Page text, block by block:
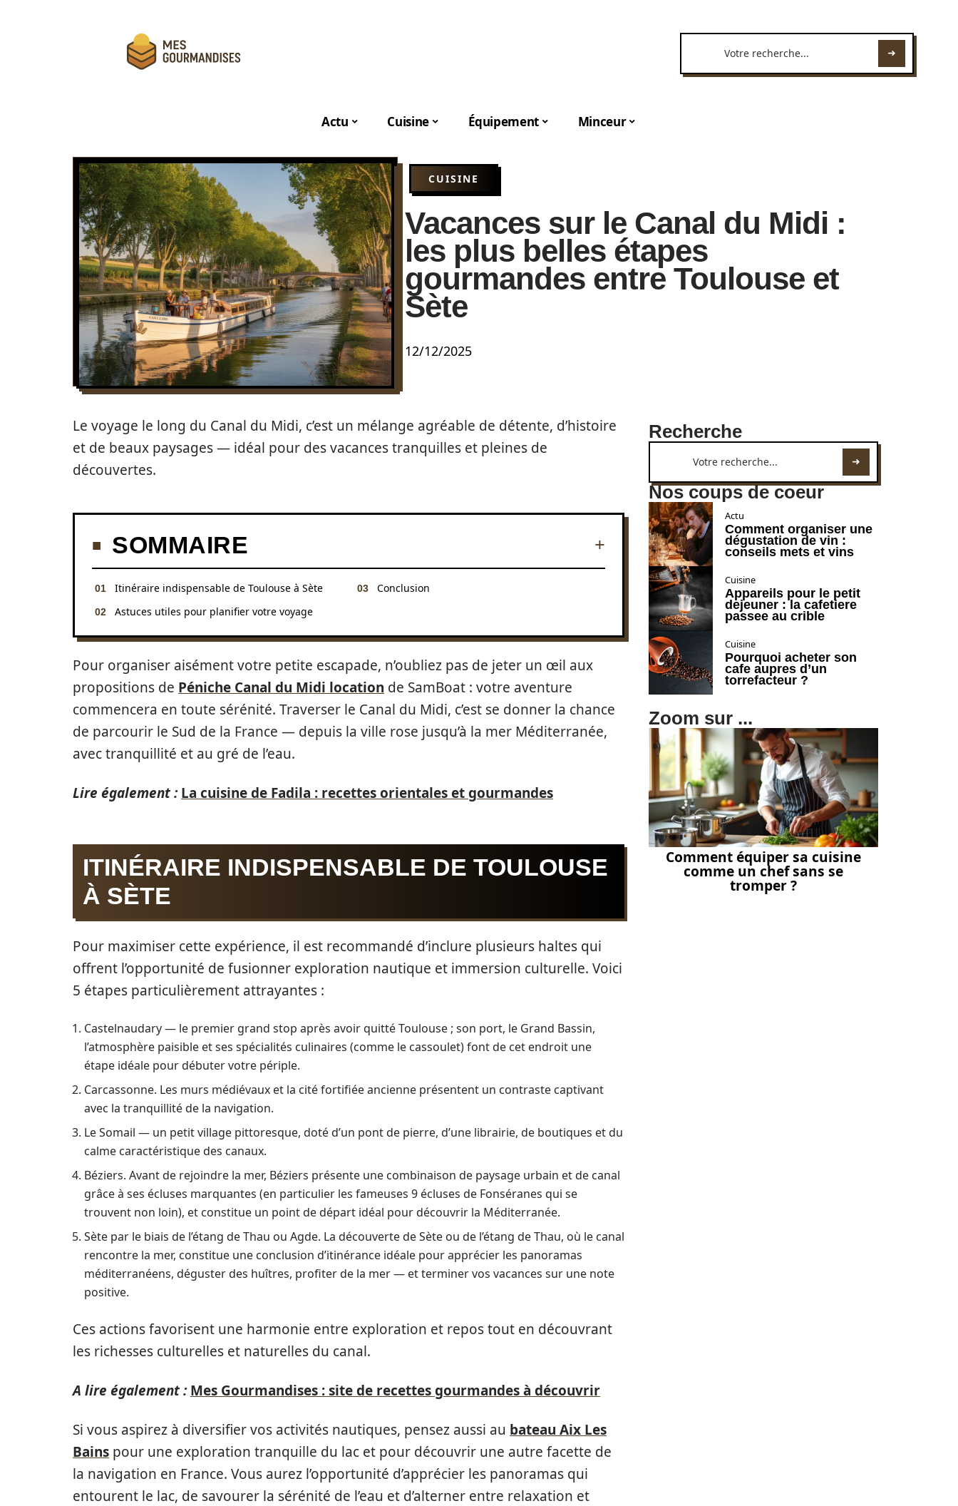
Actu Cuisine Équipement Minceur
CUISINE
Vacances sur le Canal du Midi :
les plus belles étapes
gourmandes entre Toulouse et
Sète
12/12/2025
Le voyage le long du Canal du Midi, c’est un mélange agréable de détente, d’histoire
et de beaux paysages — idéal pour des vacances tranquilles et pleines de
découvertes.
SOMMAIRE
Itinéraire indispensable de Toulouse à Sète
Astuces utiles pour planifier votre voyage
Conclusion
Pour organiser aisément votre petite escapade, n’oubliez pas de jeter un œil aux
propositions de Péniche Canal du Midi location de SamBoat : votre aventure
commencera en toute sérénité. Traverser le Canal du Midi, c’est se donner la chance
de parcourir le Sud de la France — depuis la ville rose jusqu’à la mer Méditerranée,
avec tranquillité et au gré de l’eau.
Lire également : La cuisine de Fadila : recettes orientales et gourmandes
ITINÉRAIRE INDISPENSABLE DE TOULOUSE
À SÈTE
Pour maximiser cette expérience, il est recommandé d’inclure plusieurs haltes qui
offrent l’opportunité de fusionner exploration nautique et immersion culturelle. Voici
5 étapes particulièrement attrayantes :
Castelnaudary — le premier grand stop après avoir quitté Toulouse ; son port, le Grand Bassin,
l’atmosphère paisible et ses spécialités culinaires (comme le cassoulet) font de cet endroit une
étape idéale pour débuter votre périple.
Carcassonne. Les murs médiévaux et la cité fortifiée ancienne présentent un contraste captivant
avec la tranquillité de la navigation.
Le Somail — un petit village pittoresque, doté d’un pont de pierre, d’une librairie, de boutiques et du
calme caractéristique des canaux.
Béziers. Avant de rejoindre la mer, Béziers présente une combinaison de paysage urbain et de canal
grâce à ses écluses marquantes (en particulier les fameuses 9 écluses de Fonséranes qui se
trouvent non loin), et constitue un point de départ idéal pour découvrir la Méditerranée.
Sète par le biais de l’étang de Thau ou Agde. La découverte de Sète ou de l’étang de Thau, où le canal
rencontre la mer, constitue une conclusion d’itinérance idéale pour apprécier les panoramas
méditerranéens, déguster des huîtres, profiter de la mer — et terminer vos vacances sur une note
positive.
Ces actions favorisent une harmonie entre exploration et repos tout en découvrant
les richesses culturelles et naturelles du canal.
A lire également : Mes Gourmandises : site de recettes gourmandes à découvrir
Si vous aspirez à diversifier vos activités nautiques, pensez aussi au bateau Aix Les
Bains pour une exploration tranquille du lac et pour découvrir une autre facette de
la navigation en France. Vous aurez l’opportunité d’apprécier les panoramas qui
entourent le lac, de savourer la sérénité de l’eau et d’alterner entre relaxation et
Recherche
Nos coups de coeur
Actu
Comment organiser une
dégustation de vin :
conseils mets et vins
Cuisine
Appareils pour le petit
dejeuner : la cafetiere
passee au crible
Cuisine
Pourquoi acheter son
cafe aupres d’un
torrefacteur ?
Zoom sur ...
Comment équiper sa cuisine
comme un chef sans se
tromper ?